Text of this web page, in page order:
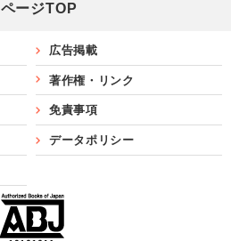
ページTOP
広告掲載
著作権・リンク
免責事項
データポリシー